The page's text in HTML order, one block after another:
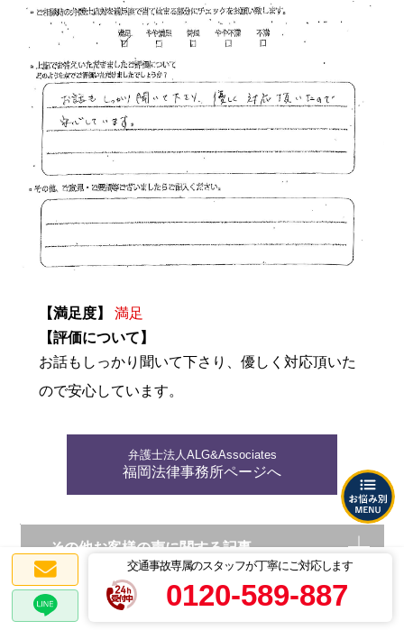
交通事故専属のスタッフが丁寧にご対応します
0120-589-887
【満足度】
満足
【評価について】
お話もしっかり聞いて下さり、優しく対応頂いた
ので安心しています。
弁護士法人ALG&Associates
福岡法律事務所ページへ
その他お客様の声に関する記事